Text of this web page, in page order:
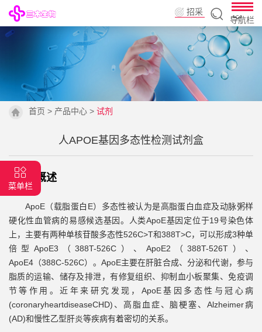
招采
导航栏
首页 > 产品中心 > 试剂
菜单栏
人APOE基因多态性检测试剂盒
背景概述
ApoE（载脂蛋白E）多态性被认为是高脂蛋白血症及动脉粥样
硬化性血管病的易感候选基因。人类ApoE基因定位于19号染色体
上，主要有两种单核苷酸多态性526C>T和388T>C，可以形成3种单
倍型ApoE3（388T-526C）、ApoE2（388T-526T）、
ApoE4（388C-526C）。ApoE主要在肝脏合成、分泌和代谢，参与
脂质的运输、储存及排泄，有修复组织、抑制血小板聚集、免疫调
节等作用。近年来研究发现，ApoE基因多态性与冠心病
(coronaryheartdiseaseCHD)、高脂血症、脑梗塞、Alzheimer病
(AD)和慢性乙型肝炎等疾病有着密切的关系。